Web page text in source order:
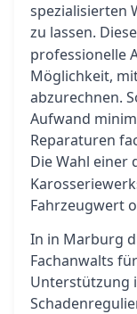
spezialisierten
zu lassen. Diese
professionelle
Möglichkeit,
abzurechnen.
Aufwand
Reparaturen
Die Wahl einer
Fahrzeugwert
In in Marburg
Fachanwalts
Unterstützung